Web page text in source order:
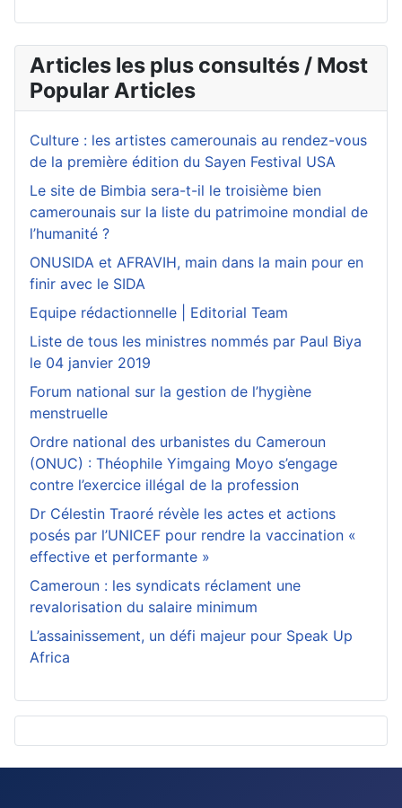
Articles les plus consultés / Most
Popular Articles
Culture : les artistes camerounais au rendez-vous
de la première édition du Sayen Festival USA
Le site de Bimbia sera-t-il le troisième bien
camerounais sur la liste du patrimoine mondial de
l’humanité ?
ONUSIDA et AFRAVIH, main dans la main pour en
finir avec le SIDA
Equipe rédactionnelle | Editorial Team
Liste de tous les ministres nommés par Paul Biya
le 04 janvier 2019
Forum national sur la gestion de l’hygiène
menstruelle
Ordre national des urbanistes du Cameroun
(ONUC) : Théophile Yimgaing Moyo s’engage
contre l’exercice illégal de la profession
Dr Célestin Traoré révèle les actes et actions
posés par l’UNICEF pour rendre la vaccination «
effective et performante »
Cameroun : les syndicats réclament une
revalorisation du salaire minimum
L’assainissement, un défi majeur pour Speak Up
Africa